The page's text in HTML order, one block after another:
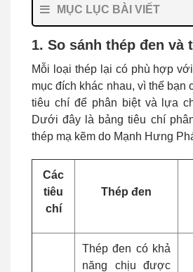
MỤC LỤC BÀI VIẾT
1. So sánh thép đen và
Mỗi loại thép lại có phù hợp
mục đích khác nhau, vì thế bạn
tiêu chí để phân biệt và lựa
Dưới đây là bảng tiêu chí
thép mạ kẽm do Mạnh Hưng
Các
tiêu
chí
Thép đen
Thép đen có khả
năng chịu được